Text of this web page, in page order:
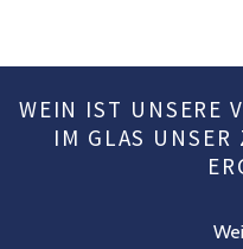
WEIN IST UNSERE
IM GLAS